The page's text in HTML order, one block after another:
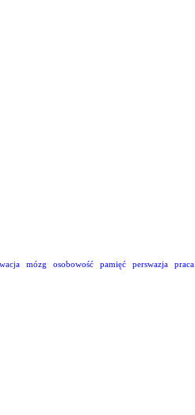
mózg osobowość pamięć perswazja praca